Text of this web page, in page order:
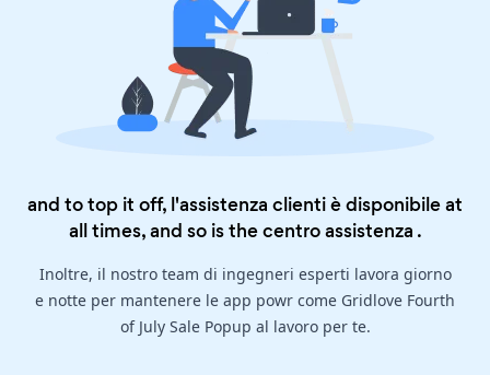
and to top it off, l'assistenza clienti è disponibile at
all times, and so is thecentro assistenza .
Inoltre, il nostro team di ingegneri esperti lavora giorno
e notte per mantenere le app powr come Gridlove Fourth
of July Sale Popup al lavoro per te.